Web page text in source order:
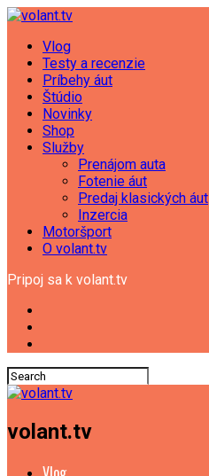
Vlog
Testy a recenzie
Príbehy áut
Štúdio
Novinky
Shop
Služby
Prenájom auta
Fotenie áut
Predaj klasických áut
Inzercia
Motoršport
O volant.tv
Pripoj sa k volant.tv
volant.tv